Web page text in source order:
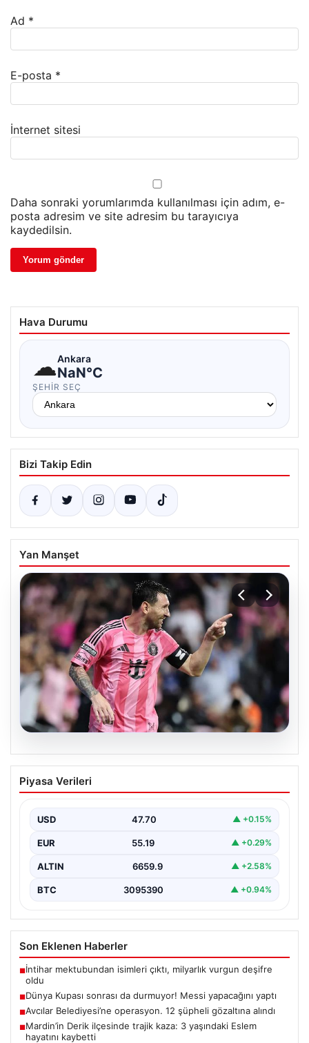
Ad *
E-posta *
İnternet sitesi
Daha sonraki yorumlarımda kullanılması için adım, e-
posta adresim ve site adresim bu tarayıcıya
kaydedilsin.
Hava Durumu
☁Ankara
NaN°C
ŞEHIR SEÇ
Bizi Takip Edin
Yan Manşet
Dünya Kupası sonrası da durmuyor!
Messi yapacağını yaptı
Piyasa Verileri
USD 47.70 ▲ +0.15%
EUR 55.19 ▲ +0.29%
ALTIN 6659.9 ▲ +2.58%
BTC 3095390 ▲ +0.94%
Son Eklenen Haberler
■İntihar mektubundan isimleri çıktı, milyarlık vurgun deşifre
oldu
■Dünya Kupası sonrası da durmuyor! Messi yapacağını yaptı
■Avcılar Belediyesi’ne operasyon. 12 şüpheli gözaltına alındı
■Mardin’in Derik ilçesinde trajik kaza: 3 yaşındaki Eslem
hayatını kaybetti